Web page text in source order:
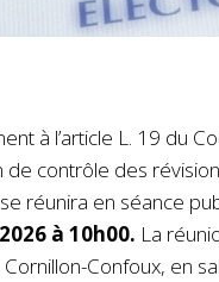
à l’article L. 19 du
de contrôle des
réunira en séance
à 10h00. La
Confoux, en